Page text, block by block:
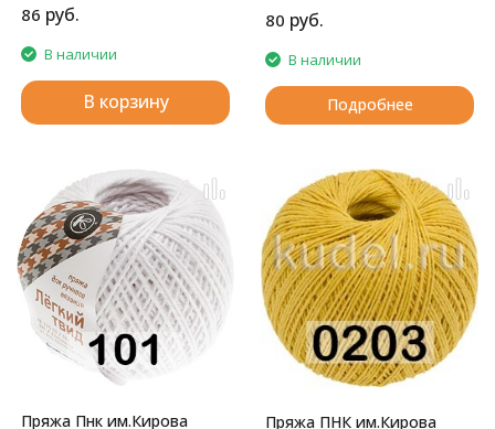
86 руб.
В наличии
В корзину
80 руб.
В наличии
Подробнее
Пряжа Пнк им.Кирова
Пряжа ПНК им.Кирова